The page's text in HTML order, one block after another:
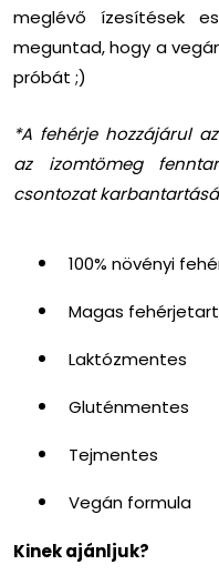
meglévő ízesítések
meguntad, hogy a
próbát ;)
*A fehérje hozzájárul
az izomtömeg
csontozat
100% növényi
Magas
Laktózmentes
Gluténmentes
Tejmentes
Vegán formula
Kinek ajánljuk?